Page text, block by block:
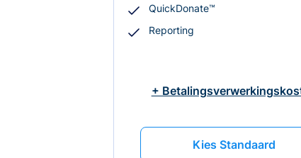
QuickDonate™
Reporting
+
Kies Standaard